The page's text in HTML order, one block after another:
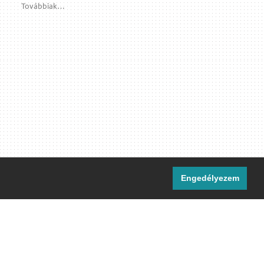
Engedélyezem
Továbbiak…